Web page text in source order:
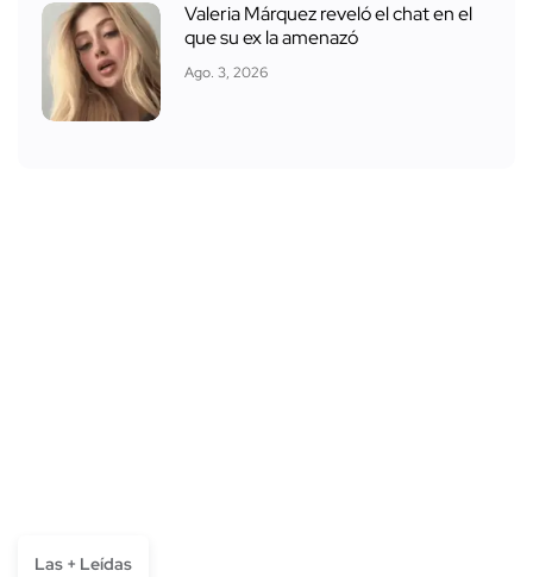
Valeria Márquez reveló el chat en el
que su ex la amenazó
Ago. 3, 2026
Las + Leídas